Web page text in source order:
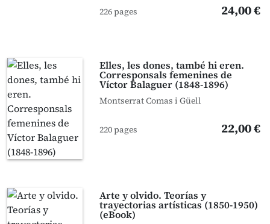
226 pages 24,00 €
Elles, les dones, també hi eren.
Corresponsals femenines de
Víctor Balaguer (1848-1896)
Montserrat Comas i Güell
220 pages 22,00 €
Arte y olvido. Teorías y
trayectorias artísticas (1850-1950)
(eBook)